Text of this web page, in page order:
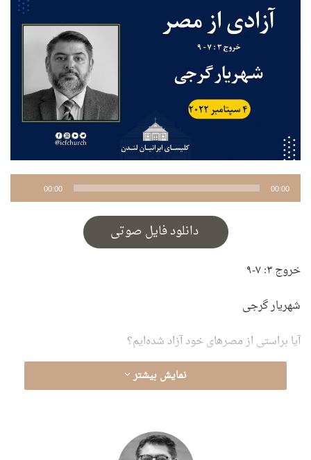
پخش‌کننده
00:00 00:00
دانلود فایل صوتی
خروج ۳: ۷-۹
شهریار گرجی
آیا براستی از مصرهای خود آزاد شده‌ایم؟
نمایش بیشتر